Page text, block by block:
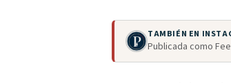
TAMBIÉN EN
Publicada como